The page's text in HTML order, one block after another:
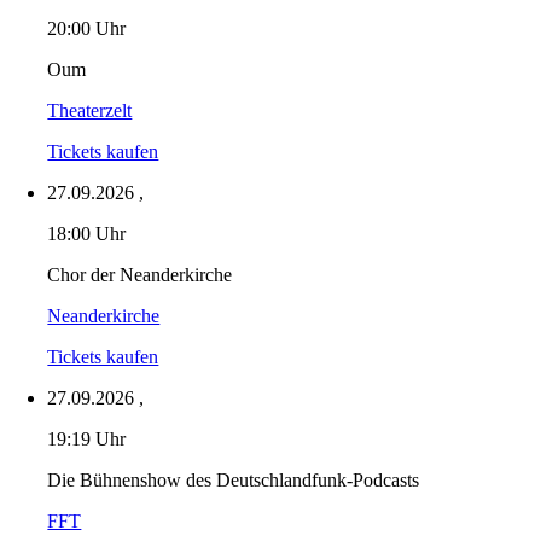
20:00 Uhr
Oum
Theaterzelt
Tickets kaufen
27.09.2026 ,
18:00 Uhr
Chor der Neanderkirche
Neanderkirche
Tickets kaufen
27.09.2026 ,
19:19 Uhr
Die Bühnenshow des Deutschlandfunk-Podcasts
FFT